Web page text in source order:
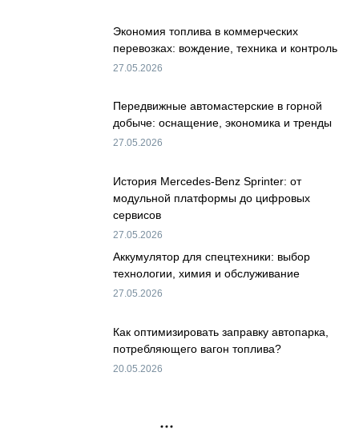
Экономия топлива в коммерческих
перевозках: вождение, техника и контроль
27.05.2026
Передвижные автомастерские в горной
добыче: оснащение, экономика и тренды
27.05.2026
История Mercedes-Benz Sprinter: от
модульной платформы до цифровых
сервисов
27.05.2026
Аккумулятор для спецтехники: выбор
технологии, химия и обслуживание
27.05.2026
Как оптимизировать заправку автопарка,
потребляющего вагон топлива?
20.05.2026